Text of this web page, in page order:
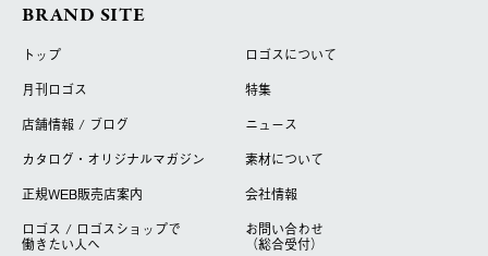
BRAND SITE
トップ
ロゴスについて
月刊ロゴス
特集
店舗情報 / ブログ
ニュース
カタログ・オリジナルマガジン
素材について
正規WEB販売店案内
会社情報
ロゴス / ロゴスショップで
働きたい人へ
お問い合わせ
（総合受付）